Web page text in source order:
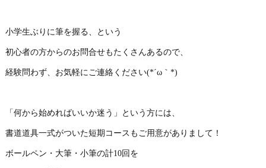
小学生ぶりに筆を握る、という
初心者の方からのお問合せもたくさんあるので、
経験問わず、お気軽にご連絡ください(*´ω｀*)
「何から始めればいいか迷う」という方には、
書道道具一式がついた短期コースもご用意がありまして！
ボールペン・大筆・小筆の計10回を